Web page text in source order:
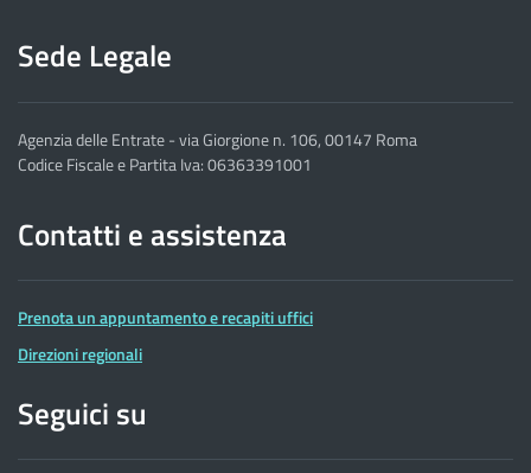
Sede Legale
Agenzia delle Entrate - via Giorgione n. 106, 00147 Roma
Codice Fiscale e Partita Iva: 06363391001
Contatti e assistenza
Prenota un appuntamento e recapiti uffici
Direzioni regionali
Seguici su